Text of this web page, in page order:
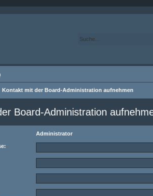
Kontakt mit der Board-Administration aufnehmen
Board-Administration
Administrator